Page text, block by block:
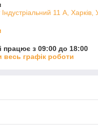
11 А, Харків,
працює з 09:00 до 18:00
весь графік роботи